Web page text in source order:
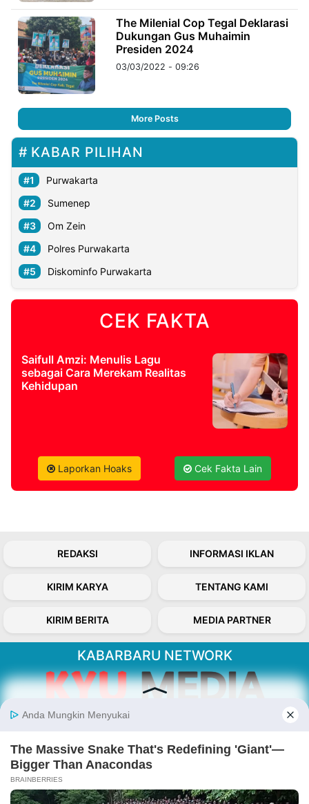
The Milenial Cop Tegal Deklarasi
Dukungan Gus Muhaimin
Presiden 2024
03/03/2022 - 09:26
More Posts
KABAR PILIHAN
Purwakarta
Sumenep
Om Zein
Polres Purwakarta
Diskominfo Purwakarta
CEK FAKTA
Saifull Amzi: Menulis Lagu
sebagai Cara Merekam Realitas
Kehidupan
Laporkan Hoaks Cek Fakta Lain
REDAKSI INFORMASI IKLAN
KIRIM KARYA TENTANG KAMI
KIRIM BERITA MEDIA PARTNER
KABARBARU NETWORK
Kabarbaru.co menyajikan berita aktual dan